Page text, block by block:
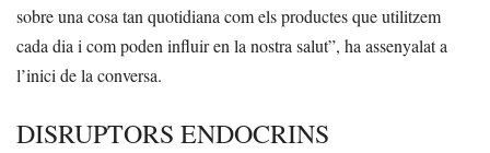
sobre una cosa tan quotidiana com els productes que utilitzem
cada dia i com poden influir en la nostra salut”, ha assenyalat a
l’inici de la conversa.
DISRUPTORS ENDOCRINS